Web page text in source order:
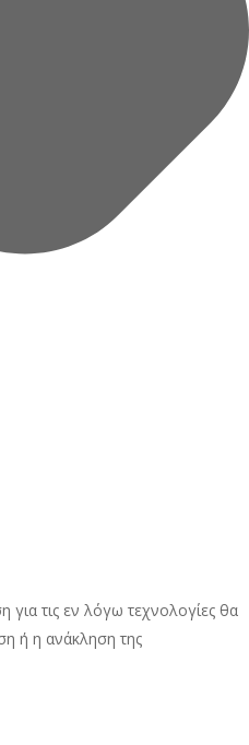
τις εν λόγω τεχνολογίες θα
ή η ανάκληση της